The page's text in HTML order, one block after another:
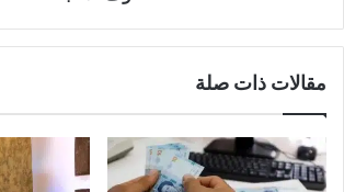
مقالات ذات صلة